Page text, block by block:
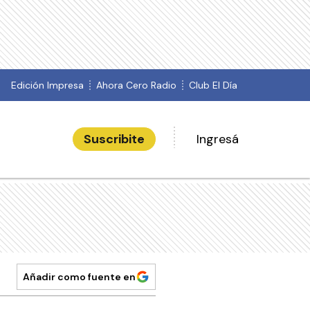
Edición Impresa Ahora Cero Radio Club El Día
Suscribite Ingresá
Añadir como fuente en